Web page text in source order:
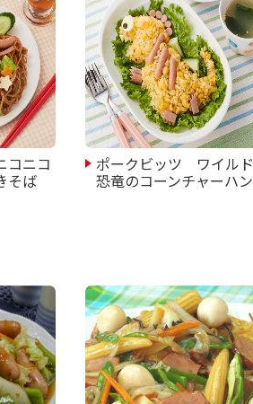
コニコ
そば
ポークビッツ ワイルド
恐竜のコーンチャーハン